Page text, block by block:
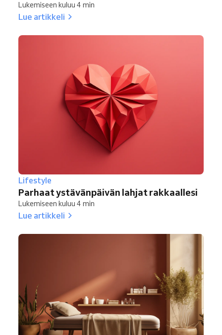
Lukemiseen kuluu 4 min
Lue artikkeli
Lifestyle
Parhaat ystävänpäivän lahjat rakkaallesi
Lukemiseen kuluu 4 min
Lue artikkeli